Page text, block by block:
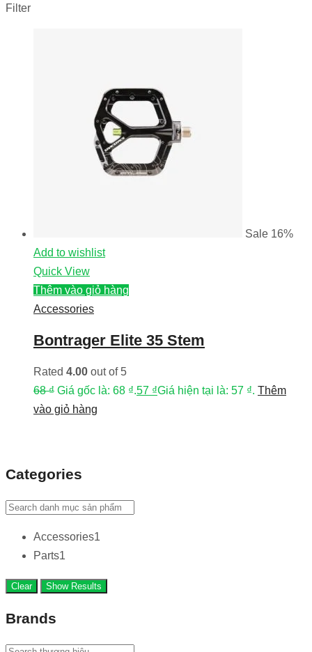
Filter
Sale 16%
Add to wishlist
Quick View
Thêm vào giỏ hàng
Accessories
Bontrager Elite 35 Stem
Rated 4.00 out of 5
68₫ Giá gốc là: 68 ₫.57 ₫Giá hiện tại là: 57 ₫. Thêm
vào giỏ hàng
Categories
Accessories1
Parts1
Clear Show Results
Brands